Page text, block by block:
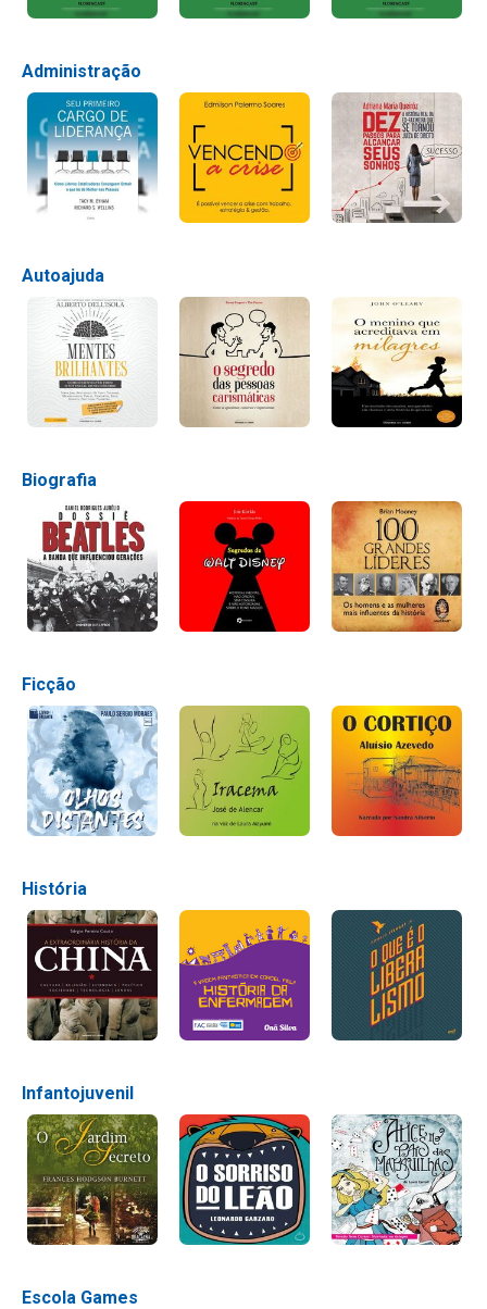
Administração
Autoajuda
Biografia
Ficção
História
Infantojuvenil
Escola Games